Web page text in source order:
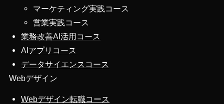
マーケティング実践コース
営業実践コース
業務改善AI活用コース
AIアプリコース
データサイエンスコース
Webデザイン
Webデザイン転職コース